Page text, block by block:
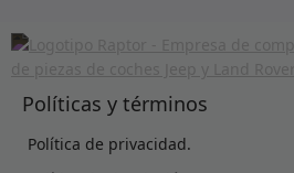
Políticas y términos
Política de privacidad.